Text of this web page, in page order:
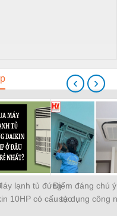
lạnh tủ đứng
10HP có cấu tạo
Điểm đáng chú
sử dụng công
‹ ›